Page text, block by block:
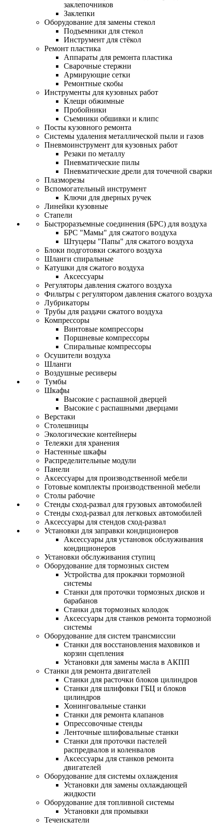
заклепочников
Заклепки
Оборудование для замены стекол
Подъемники для стекол
Инструмент для стёкол
Ремонт пластика
Аппараты для ремонта пластика
Сварочные стержни
Армирующие сетки
Ремонтные скобы
Инструменты для кузовных работ
Клещи обжимные
Пробойники
Съемники обшивки и клипс
Посты кузовного ремонта
Системы удаления металлической пыли и газов
Пневмоинструмент для кузовных работ
Резаки по металлу
Пневматические пилы
Пневматические дрели для точечной сварки
Плазморезы
Вспомогательный инструмент
Ключи для дверных ручек
Линейки кузовные
Стапели
Быстроразъемные соединения (БРС) для воздуха
БРС "Мамы" для сжатого воздуха
Штуцеры "Папы" для сжатого воздуха
Блоки подготовки сжатого воздуха
Шланги спиральные
Катушки для сжатого воздуха
Аксессуары
Регуляторы давления сжатого воздуха
Фильтры с регулятором давления сжатого воздуха
Лубрикаторы
Трубы для раздачи сжатого воздуха
Компрессоры
Винтовые компрессоры
Поршневые компрессоры
Спиральные компрессоры
Осушители воздуха
Шланги
Воздушные ресиверы
Тумбы
Шкафы
Высокие с распашной дверцей
Высокие с распашными дверцами
Верстаки
Столешницы
Экологические контейнеры
Тележки для хранения
Настенные шкафы
Распределительные модули
Панели
Аксессуары для производственной мебели
Готовые комплекты производственной мебели
Столы рабочие
Стенды сход-развал для грузовых автомобилей
Стенды сход-развал для легковых автомобилей
Аксессуары для стендов сход-развал
Установки для заправки кондиционеров
Аксессуары для установок обслуживания
кондиционеров
Установки обслуживания ступиц
Оборудование для тормозных систем
Устройства для прокачки тормозной
системы
Станки для проточки тормозных дисков и
барабанов
Станки для тормозных колодок
Аксессуары для станков ремонта тормозной
системы
Оборудование для систем трансмиссии
Станки для восстановления маховиков и
корзин сцепления
Установки для замены масла в АКПП
Станки для ремонта двигателей
Станки для расточки блоков цилиндров
Станки для шлифовки ГБЦ и блоков
цилиндров
Хонинговальные станки
Станки для ремонта клапанов
Опрессовочные стенды
Ленточные шлифовальные станки
Станки для проточки пастелей
распредвалов и коленвалов
Аксессуары для станков ремонта
двигателей
Оборудование для системы охлаждения
Установки для замены охлаждающей
жидкости
Оборудование для топливной системы
Установки для промывки
Течеискатели